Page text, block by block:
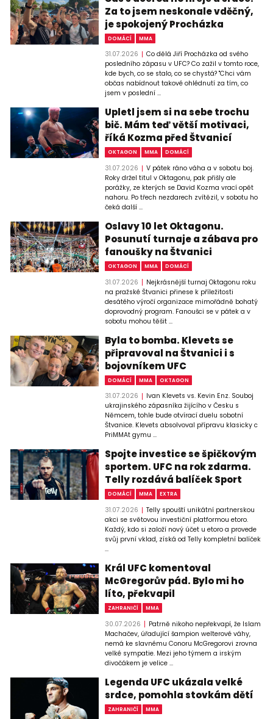
Za to jsem neskonale vděčný,
je spokojený Procházka
DOMÁCÍ MMA
31.07.2026
Co dělá Jiří Procházka od svého
posledního zápasu v UFC? Co zažil v tomto roce,
kde bych, co se stalo, co se chystá? "Chci vám
občas nabídnout takové ohlédnutí za tím, co
jsem v poslední ...
Upletl jsem si na sebe trochu
bič. Mám teď větší motivaci,
říká Kozma před Štvanicí
OKTAGON MMA DOMÁCÍ
31.07.2026
V pátek ráno váha a v sobotu boj.
Roky držel titul v Oktagonu, pak přišly ale
porážky, ze kterých se David Kozma vrací opět
nahoru. Po třech nezdarech zvítězil, v sobotu ho
čeká další ...
Oslavy 10 let Oktagonu.
Posunutí turnaje a zábava pro
fanoušky na Štvanici
OKTAGON MMA DOMÁCÍ
31.07.2026
Nejkrásnější turnaj Oktagonu roku
na pražské Štvanici přinese k příležitosti
desátého výročí organizace mimořádně bohatý
doprovodný program. Fanoušci se v pátek a v
sobotu mohou těšit ...
Byla to bomba. Klevets se
připravoval na Štvanici i s
bojovníkem UFC
DOMÁCÍ MMA OKTAGON
31.07.2026
Ivan Klevets vs. Kevin Enz. Souboj
ukrajinského zápasníka žijícího v Česku s
Němcem, tohle bude otvírací duelu sobotní
Štvanice. Klevets absolvoval přípravu klasicky c
PriMMAt gymu ...
Spojte investice se špičkovým
sportem. UFC na rok zdarma.
Telly rozdává balíček Sport
DOMÁCÍ MMA EXTRA
31.07.2026
Telly spouští unikátní partnerskou
akci se světovou investiční platformou etoro.
Každý, kdo si založí nový účet u etoro a provede
svůj první vklad, získá od Telly kompletní balíček
...
Král UFC komentoval
McGregorův pád. Bylo mi ho
líto, překvapil
ZAHRANIČÍ MMA
30.07.2026
Patrně nikoho nepřekvapí, že Islam
Machačev, úřadující šampion welterové váhy,
nemá ke slavnému Conoru McGregorovi zrovna
velké sympatie. Mezi jeho týmem a irským
divočákem je velice ...
Legenda UFC ukázala velké
srdce, pomohla stovkám dětí
ZAHRANIČÍ MMA